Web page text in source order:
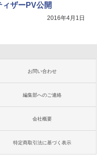
ザーPV公開
2016年4月1日
お問い合わせ
編集部へのご連絡
会社概要
特定商取引法に基づく表示